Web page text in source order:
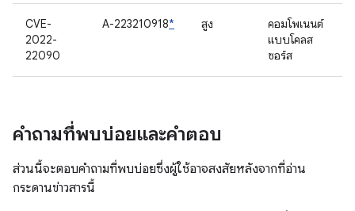
CVE-
2022-
22090
A-223210918* สูง
คอมโพเนนต์
แบบโคลส
ซอร์ส
คำถามที่พบบ่อยและคำตอบ
ส่วนนี้จะตอบคำถามที่พบบ่อยซึ่งผู้ใช้อาจสงสัยหลังจากที่อ่าน
กระดานข่าวสารนี้